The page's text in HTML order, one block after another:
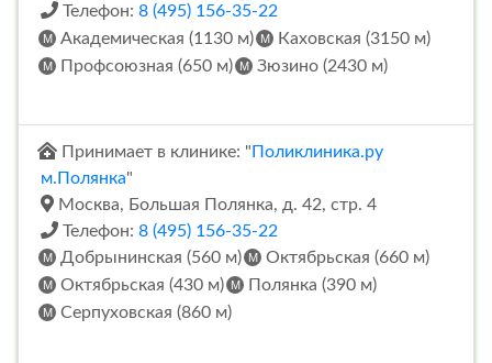
Телефон: 8 (495) 156-35-22
Академическая (1130 м)
Каховская (3150 м)
Профсоюзная (650 м)
Зюзино (2430 м)
Принимает в клинике: "Поликлиника.ру
м.Полянка"
Москва, Большая Полянка, д. 42, стр. 4
Телефон: 8 (495) 156-35-22
Добрынинская (560 м)
Октябрьская (660 м)
Октябрьская (430 м)
Полянка (390 м)
Серпуховская (860 м)